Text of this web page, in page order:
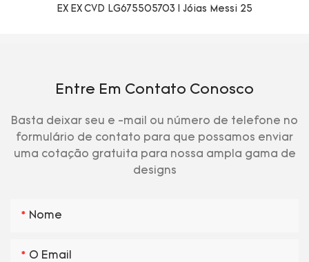
Entre Em Contato Conosco
Basta deixar seu e -mail ou número de telefone no
formulário de contato para que possamos enviar
uma cotação gratuita para nossa ampla gama de
designs
Nome
O Email